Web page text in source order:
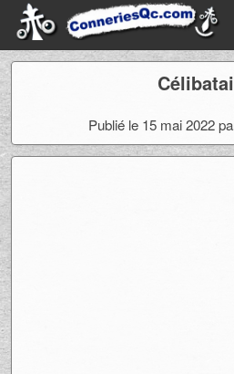
Publié le 15 mai 2022